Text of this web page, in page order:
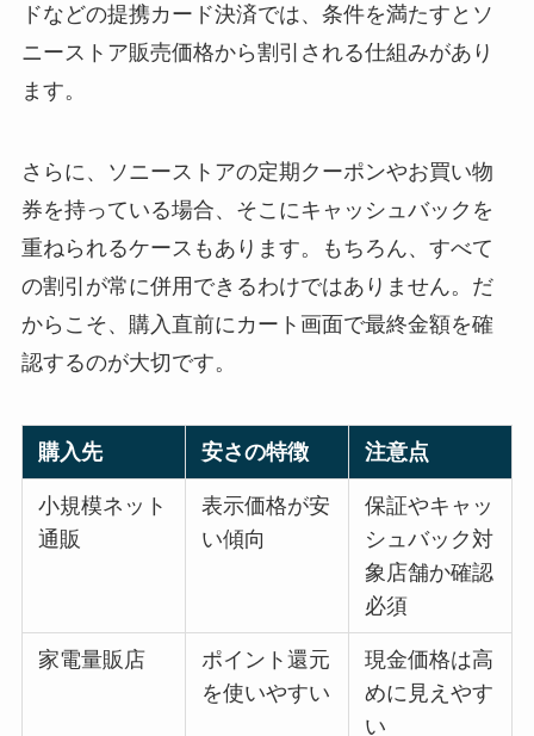
ドなどの提携カード決済では、条件を満たすとソ
ニーストア販売価格から割引される仕組みがあり
ます。
さらに、ソニーストアの定期クーポンやお買い物
券を持っている場合、そこにキャッシュバックを
重ねられるケースもあります。もちろん、すべて
の割引が常に併用できるわけではありません。だ
からこそ、購入直前にカート画面で最終金額を確
認するのが大切です。
購入先 安さの特徴 注意点
小規模ネット
通販
表示価格が安
い傾向
保証やキャッ
シュバック対
象店舗か確認
必須
家電量販店
ポイント還元
を使いやすい
現金価格は高
めに見えやす
い